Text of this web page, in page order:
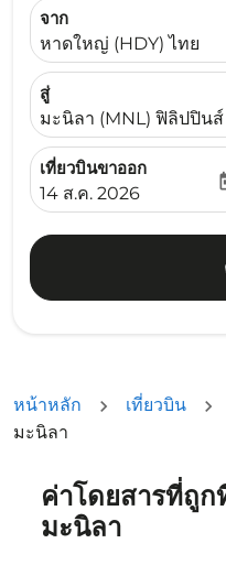
จาก
หาดใหญ่ (HDY) ไทย
สู่
มะนิลา (MNL) ฟิลิปปินส์
เที่ยวบินขาออก
fc-booking-
14 ส.ค. 2026
หน้าหลัก เที่ยวบิน
มะนิลา
ค่าโดยสารที่ถู
มะนิลา
ลองอัปเดตเส้นทางขอ